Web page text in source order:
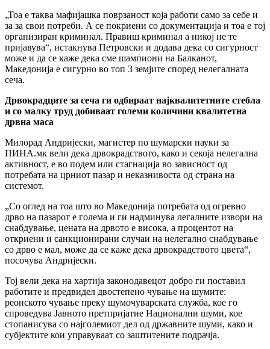
„Тоа е таква мафијашка поврзаност која работи само за себе и
за за свои потреби. А се покриени со документација и тоа е тој
организиран криминал. Правиш криминал а никој не те
пријавува“, истакнува Петровски и додава дека со сигурност
може и да се каже дека сме шампиони на Балканот,
Македонија е сигурно во топ 3 земјите според нелегалната
сеча.
Дрвокрадците за сеча ги одбираат најквалитетните стебла
и со малку труд добиваат големи количини квалитетна
дрвна маса
Милорад Андријески, магистер по шумарски науки за
ПИНА.мк вели дека дрвокрадството, како и секоја нелегална
активност, е во подем или стагнација во зависност од
потребата на црниот пазар и неказнивоста од страна на
системот.
„Со оглед на тоа што во Македонија потребата од огревно
дрво на пазарот е голема и ги надминува легалните извори на
снабдување, цената на дрвото е висока, а процентот на
откриени и санкционирани случаи на нелегално снабдување
со дрво е мал, може да се каже дека дрвокрадството цвета“,
посочува Андријески.
Тој вели дека на хартија законодавецот добро ги поставил
работите и предвидел двостепено чување на шумите:
реонското чување преку шумочуварската служба, кое го
спроведува Јавното претпријатие Национални шуми, кое
стопанисува со најголемиот дел од државните шуми, како и
субјектите кои управуваат со заштитените подрачја.